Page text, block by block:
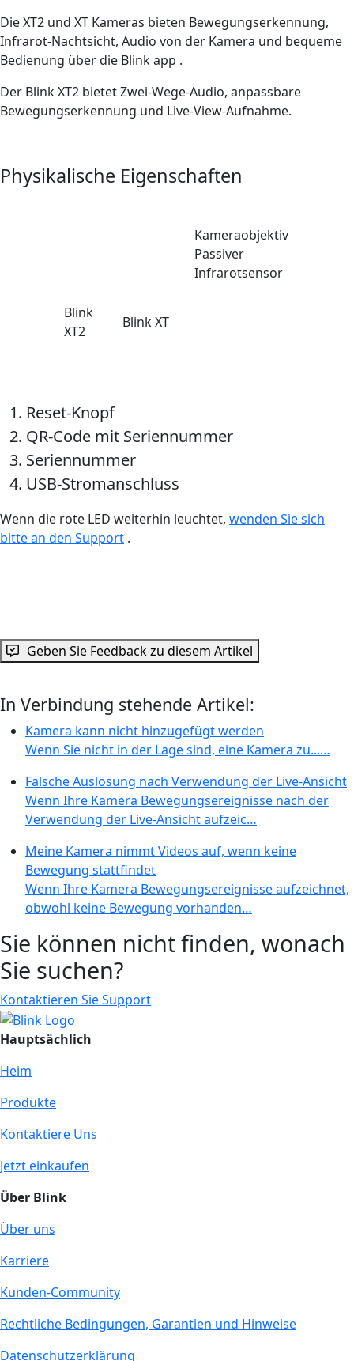
Die XT2 und XT Kameras bieten Bewegungserkennung,
Infrarot-Nachtsicht, Audio von der Kamera und bequeme
Bedienung über die Blink app .
Der Blink XT2 bietet Zwei-Wege-Audio, anpassbare
Bewegungserkennung und Live-View-Aufnahme.
Physikalische Eigenschaften
Kameraobjektiv
Passiver
Infrarotsensor
Blink
XT2
Blink XT
Reset-Knopf
QR-Code mit Seriennummer
Seriennummer
USB-Stromanschluss
Wenn die rote LED weiterhin leuchtet, wenden Sie sich
bitte an den Support .
Geben Sie Feedback zu diesem Artikel
In Verbindung stehende Artikel:
Kamera kann nicht hinzugefügt werden
Wenn Sie nicht in der Lage sind, eine Kamera zu...…
Falsche Auslösung nach Verwendung der Live-Ansicht
Wenn Ihre Kamera Bewegungsereignisse nach der
Verwendung der Live-Ansicht aufzeic…
Meine Kamera nimmt Videos auf, wenn keine
Bewegung stattfindet
Wenn Ihre Kamera Bewegungsereignisse aufzeichnet,
obwohl keine Bewegung vorhanden…
Sie können nicht finden, wonach
Sie suchen?
Kontaktieren Sie Support
Hauptsächlich
Heim
Produkte
Kontaktiere Uns
Jetzt einkaufen
Über Blink
Über uns
Karriere
Kunden-Community
Rechtliche Bedingungen, Garantien und Hinweise
Datenschutzerklärung